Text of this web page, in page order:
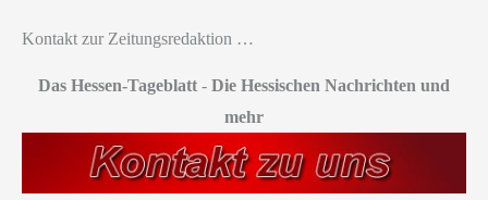
Kontakt zur Zeitungsredaktion …
Das Hessen-Tageblatt - Die Hessischen Nachrichten und
mehr